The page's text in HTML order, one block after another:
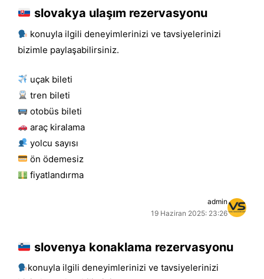
slovakya ulaşım rezervasyonu
konuyla ilgili deneyimlerinizi ve tavsiyelerinizi
bizimle paylaşabilirsiniz.
uçak bileti
tren bileti
otobüs bileti
araç kiralama
yolcu sayısı
ön ödemesiz
fiyatlandırma
admin
19 Haziran 2025: 23:26
slovenya konaklama rezervasyonu
konuyla ilgili deneyimlerinizi ve tavsiyelerinizi